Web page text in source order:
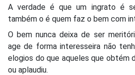
A verdade é que um ingrato é
também o é quem faz o bem com
O bem nunca deixa de ser
age de forma interesseira não
elogios do que aqueles que obtém
ou aplaudiu.